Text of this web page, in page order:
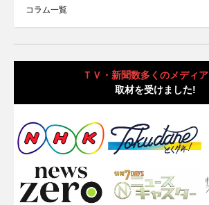
コラム一覧
ＴＶ・新聞数多くのメディア
取材を受けました!